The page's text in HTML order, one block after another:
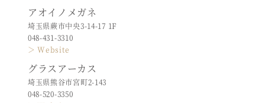
アオイノメガネ
埼玉県蕨市中央3-14-17 1F
048-431-3310
＞ Website
グラスアーカス
埼玉県熊谷市宮町2-143
048-520-3350